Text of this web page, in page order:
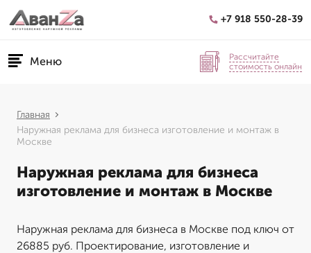
+7 918 550-28-39
Меню
Рассчитайте
стоимость онлайн
Главная
Наружная реклама для бизнеса изготовление и монтаж в
Москве
Наружная реклама для бизнеса
изготовление и монтаж в Москве
Наружная реклама для бизнеса в Москве под ключ от
26885 руб. Проектирование, изготовление и